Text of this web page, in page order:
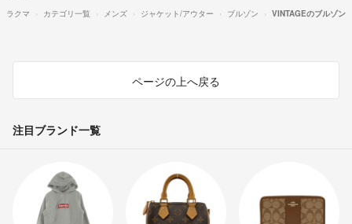
ラクマ
カテゴリ一覧 メンズ ジャケット/アウター ブルゾン VINTAGEのブルゾン
ページの上へ戻る
注目ブランド一覧